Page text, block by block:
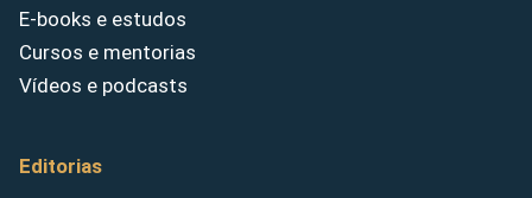
E-books e estudos
Cursos e mentorias
Vídeos e podcasts
Editorias